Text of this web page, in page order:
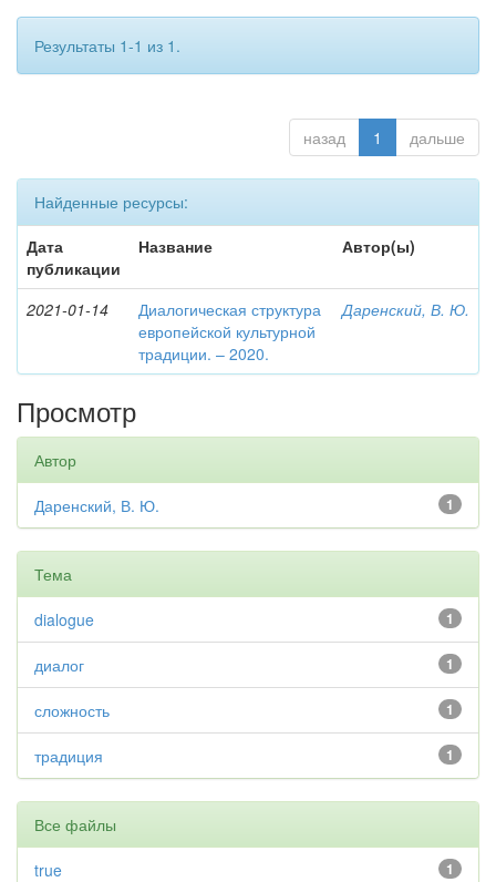
Результаты 1-1 из 1.
назад 1 дальше
Найденные ресурсы:
Дата
публикации
Название Автор(ы)
2021-01-14
Диалогическая структура
европейской культурной
традиции. – 2020.
Даренский, В. Ю.
Просмотр
Автор
1
Даренский, В. Ю.
Тема
1
dialogue
1
диалог
1
сложность
1
традиция
Все файлы
1
true